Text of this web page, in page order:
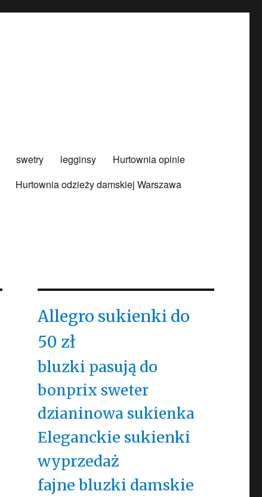
swetry legginsy
Hurtownia opinie
Hurtownia odzieży damskiej Warszawa
Allegro sukienki do
50 zł
bluzki pasują do
bonprix sweter
dzianinowa sukienka
Eleganckie sukienki
wyprzedaż
fajne bluzki damskie